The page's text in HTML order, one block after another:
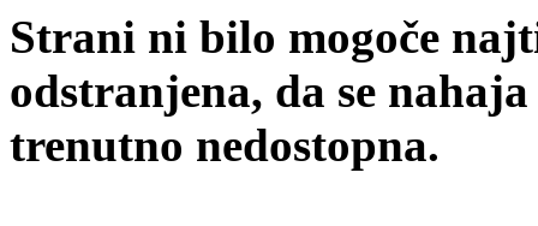
Strani ni bilo mogoče
odstranjena, da se
trenutno nedostopna.